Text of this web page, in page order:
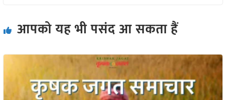
आपको यह भी पसंद आ सकता हैं